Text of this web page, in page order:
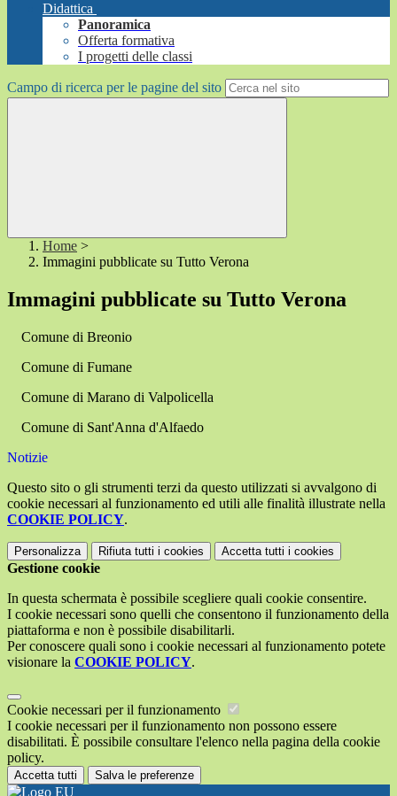
Didattica
Panoramica
Offerta formativa
I progetti delle classi
Campo di ricerca per le pagine del sito
Home >
Immagini pubblicate su Tutto Verona
Immagini pubblicate su Tutto Verona
Comune di Breonio
Comune di Fumane
Comune di Marano di Valpolicella
Comune di Sant'Anna d'Alfaedo
Notizie
Questo sito o gli strumenti terzi da questo utilizzati si avvalgono di
cookie necessari al funzionamento ed utili alle finalità illustrate nella
COOKIE POLICY.
Personalizza Rifiuta tutti i cookies Accetta tutti i cookies
Gestione cookie
In questa schermata è possibile scegliere quali cookie consentire.
I cookie necessari sono quelli che consentono il funzionamento della
piattaforma e non è possibile disabilitarli.
Per conoscere quali sono i cookie necessari al funzionamento potete
visionare la COOKIE POLICY.
Cookie necessari per il funzionamento
I cookie necessari per il funzionamento non possono essere
disabilitati. È possibile consultare l'elenco nella pagina della cookie
policy.
Accetta tutti Salva le preferenze